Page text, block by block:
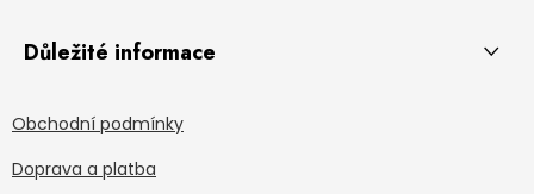
Důležité informace
Obchodní podmínky
Doprava a platba